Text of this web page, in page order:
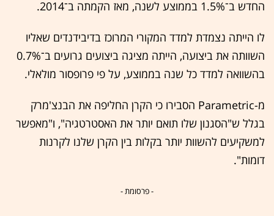
החדש ב־1.5% בממוצע לשנה, מאז הקמתה ב־2014.
לו הייתה נצמדת למדד המקורי המרוכז בדיבידנדים שאליו
השוותה את ביצועה, הייתה מציגה ביצועים גרועים ב־0.7%
בהשוואה למדד כל שנה בממוצע, על פי פרופסור מולאלי.
מ-Parametric הסבירו כי הקרן החליפה את הבנצ'מרק
בגלל ש"הסגנון שלו תואם יותר את האסטרטגיה", ו"מאפשר
למשקיעים להשוות יותר בקלות בין הקרן שלנו לקרנות
דומות".
- פרסומת -